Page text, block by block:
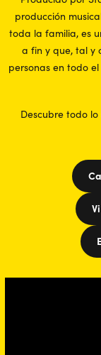
producción
toda la familia, es
a fin y que, tal y
personas en todo
Descubre todo